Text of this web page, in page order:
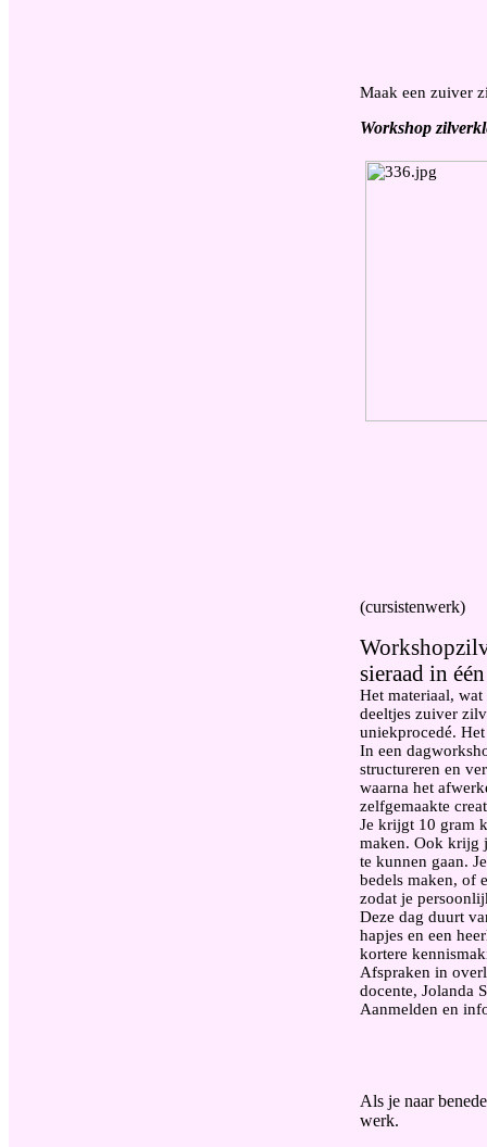
Maak een zuiver
Workshop
(cursistenwerk)
sieraad in
Het materiaal,
deeltjes zuiver
uniekprocedé.
In een
structureren en
waarna het
zelfgemaakte
Je krijgt 10 gram
maken. Ook krijg
te kunnen gaan.
bedels maken, of
zodat je
Deze dag duurt
hapjes en een
kortere
Afspraken in
docente, Jolanda
Aanmelden en
Als je naar
werk.